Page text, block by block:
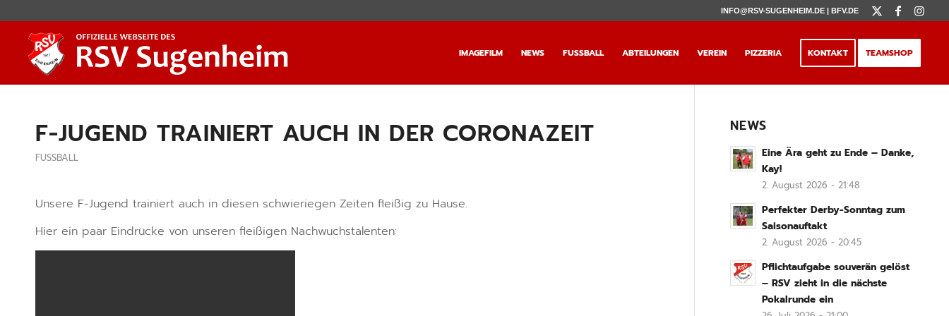
INFO@RSV-SUGENHEIM.DE |BFV.DE
IMAGEFILM NEWS FUSSBALL ABTEILUNGEN VEREIN PIZZERIA KONTAKT TEAMSHOP
F-JUGEND TRAINIERT AUCH IN DER CORONAZEIT
FUSSBALL
Unsere F-Jugend trainiert auch in diesen schwieriegen Zeiten fleißig zu Hause.
Hier ein paar Eindrücke von unseren fleißigen Nachwuchstalenten:
NEWS
Eine Ära geht zu Ende – Danke,
Kay!
2. August 2026 - 21:48
Perfekter Derby-Sonntag zum
Saisonauftakt
2. August 2026 - 20:45
Pflichtaufgabe souverän gelöst
– RSV zieht in die nächste
Pokalrunde ein